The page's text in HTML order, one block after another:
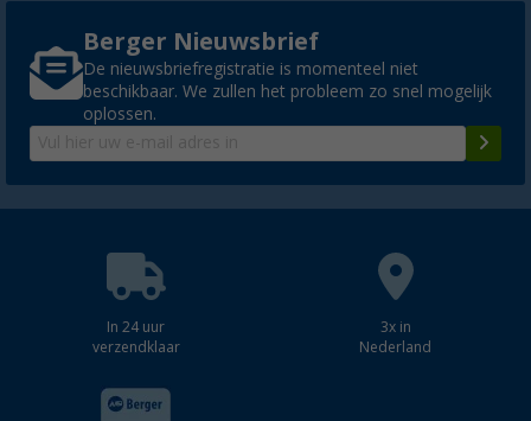
Berger Nieuwsbrief
De nieuwsbriefregistratie is momenteel niet
beschikbaar. We zullen het probleem zo snel mogelijk
oplossen.
In 24 uur
verzendklaar
3x in
Nederland